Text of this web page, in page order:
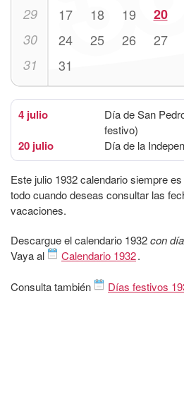
29 17 18 19 20
30 24 25 26 27
31 31
4 julio
Día de San
festivo)
20 julio Día de la
Este julio 1932 calendario siempre
todo cuando deseas consultar las
vacaciones.
Descargue el calendario 1932con
Vaya al
Calendario 1932.
Consulta también Días festivos